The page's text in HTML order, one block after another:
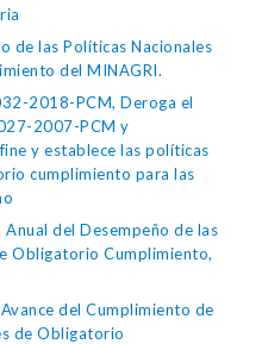
de las Políticas Nacionales
del MINAGRI.
2018-PCM, Deroga el
2007-PCM y
y establece las políticas
cumplimiento para las
del Desempeño de las
Obligatorio Cumplimiento,
del Cumplimiento de
de Obligatorio